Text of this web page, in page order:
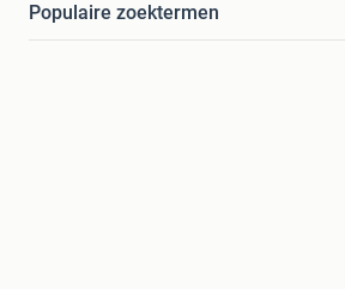
Populaire zoektermen